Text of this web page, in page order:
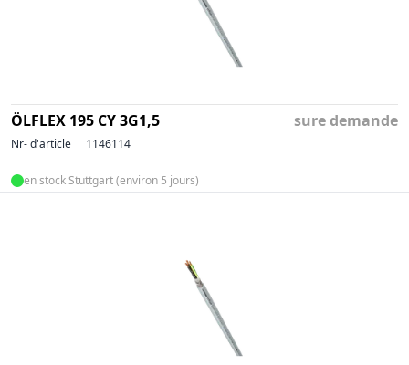
ÖLFLEX 195 CY 3G1,5 sure demande
Nr- d'article 1146114
en stock Stuttgart (environ 5 jours)